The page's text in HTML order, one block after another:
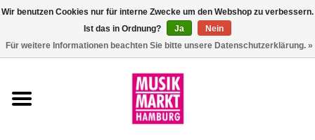
Aktion
Wir benutzen Cookies nur für interne Zwecke um den Webshop zu verbessern.
Ist das in Ordnung?
Ja
Nein
Für weitere Informationen beachten Sie bitte unsere Datenschutzerklärung. »